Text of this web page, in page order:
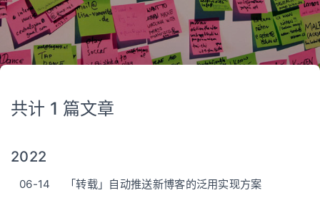
共计 1 篇文章
2022
06-14 「转载」自动推送新博客的泛用实现方案